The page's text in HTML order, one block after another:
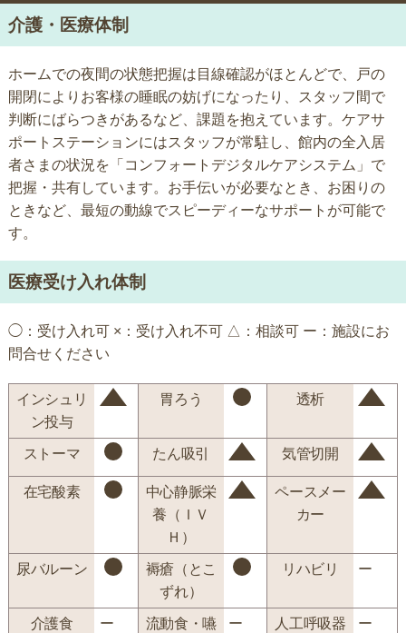
介護・医療体制
ホームでの夜間の状態把握は目線確認がほとんどで、戸の
開閉によりお客様の睡眠の妨げになったり、スタッフ間で
判断にばらつきがあるなど、課題を抱えています。ケアサ
ポートステーションにはスタッフが常駐し、館内の全入居
者さまの状況を「コンフォートデジタルケアシステム」で
把握・共有しています。お手伝いが必要なとき、お困りの
ときなど、最短の動線でスピーディーなサポートが可能で
す。
医療受け入れ体制
◯：受け入れ可 ×：受け入れ不可 △：相談可 ー：施設にお
問合せください
インシュリ
ン投与
胃ろう 透析
ストーマ たん吸引 気管切開
在宅酸素
中心静脈栄
養（ＩＶ
Ｈ）
ペースメー
カー
尿バルーン
褥瘡（とこ
ずれ）
リハビリ ー
介護食 ー
流動食・嚥
ー 人工呼吸器 ー